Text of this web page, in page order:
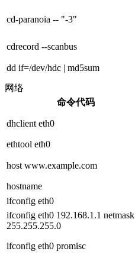
cd-paranoia -- "-3"
cdrecord --scanbus
dd if=/dev/hdc | md5sum
网络
命令代码
dhclient eth0
ethtool eth0
host www.example.com
hostname
ifconfig eth0
ifconfig eth0 192.168.1.1 netmask
255.255.255.0
ifconfig eth0 promisc